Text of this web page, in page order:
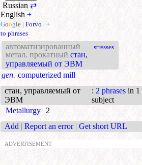
Russian ⇄
English +
Google | Forvo | +
to phrases
автоматизированный
метал. прокатный стан,
управляемый от ЭВМ
stresses
gen. computerized mill
стан, управляемый от
ЭВМ
: 2 phrasesin 1
subject
Metallurgy 2
Add | Report an error | Get short URL
ADVERTISEMENT